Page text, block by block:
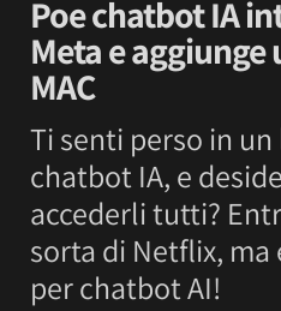
Poe chatbot IA
Meta e aggiunge
MAC
Ti senti perso in
chatbot IA, e
accederli tutti?
sorta di Netflix,
per chatbot AI!